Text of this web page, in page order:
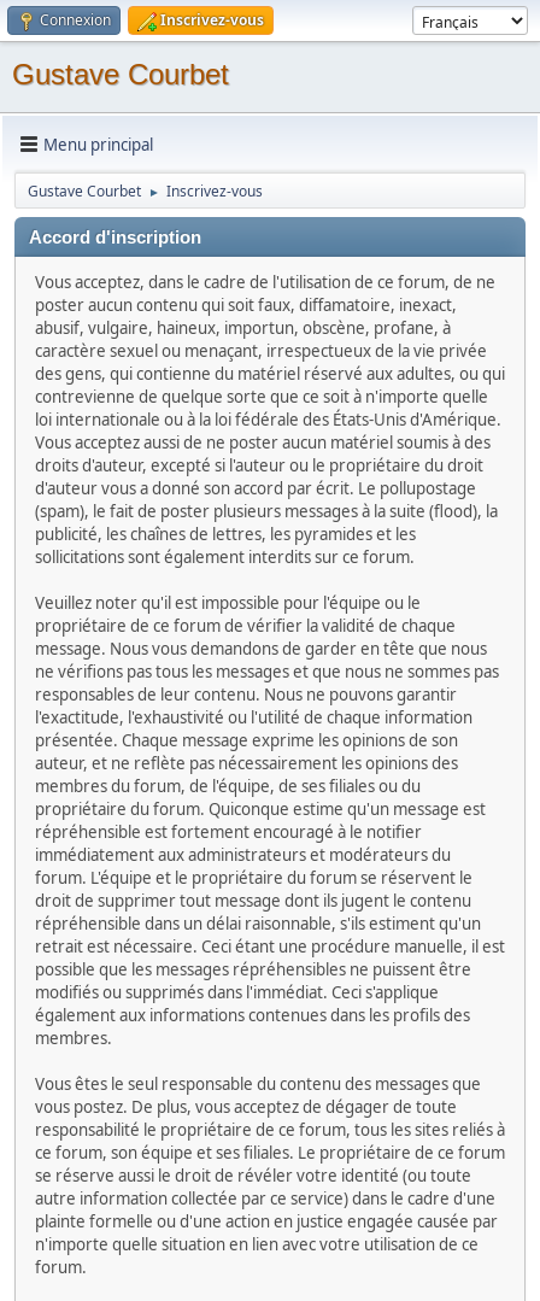
Connexion Inscrivez-vous
Gustave Courbet
Menu principal
Gustave Courbet ► Inscrivez-vous
Accord d'inscription
Vous acceptez, dans le cadre de l'utilisation de ce forum, de ne
poster aucun contenu qui soit faux, diffamatoire, inexact,
abusif, vulgaire, haineux, importun, obscène, profane, à
caractère sexuel ou menaçant, irrespectueux de la vie privée
des gens, qui contienne du matériel réservé aux adultes, ou qui
contrevienne de quelque sorte que ce soit à n'importe quelle
loi internationale ou à la loi fédérale des États-Unis d'Amérique.
Vous acceptez aussi de ne poster aucun matériel soumis à des
droits d'auteur, excepté si l'auteur ou le propriétaire du droit
d'auteur vous a donné son accord par écrit. Le pollupostage
(spam), le fait de poster plusieurs messages à la suite (flood), la
publicité, les chaînes de lettres, les pyramides et les
sollicitations sont également interdits sur ce forum.
Veuillez noter qu'il est impossible pour l'équipe ou le
propriétaire de ce forum de vérifier la validité de chaque
message. Nous vous demandons de garder en tête que nous
ne vérifions pas tous les messages et que nous ne sommes pas
responsables de leur contenu. Nous ne pouvons garantir
l'exactitude, l'exhaustivité ou l'utilité de chaque information
présentée. Chaque message exprime les opinions de son
auteur, et ne reflète pas nécessairement les opinions des
membres du forum, de l'équipe, de ses filiales ou du
propriétaire du forum. Quiconque estime qu'un message est
répréhensible est fortement encouragé à le notifier
immédiatement aux administrateurs et modérateurs du
forum. L'équipe et le propriétaire du forum se réservent le
droit de supprimer tout message dont ils jugent le contenu
répréhensible dans un délai raisonnable, s'ils estiment qu'un
retrait est nécessaire. Ceci étant une procédure manuelle, il est
possible que les messages répréhensibles ne puissent être
modifiés ou supprimés dans l'immédiat. Ceci s'applique
également aux informations contenues dans les profils des
membres.
Vous êtes le seul responsable du contenu des messages que
vous postez. De plus, vous acceptez de dégager de toute
responsabilité le propriétaire de ce forum, tous les sites reliés à
ce forum, son équipe et ses filiales. Le propriétaire de ce forum
se réserve aussi le droit de révéler votre identité (ou toute
autre information collectée par ce service) dans le cadre d'une
plainte formelle ou d'une action en justice engagée causée par
n'importe quelle situation en lien avec votre utilisation de ce
forum.